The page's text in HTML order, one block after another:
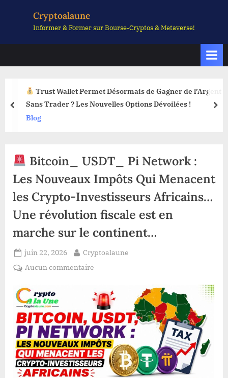
Cryptoalaune
Informer & Former sur Bourse-Cryptos & Metaverse!
Trust Wallet Permet Désormais de Gagner de l’Argent
Sans Trader ? Les Nouvelles Options Dévoilées !
Blog
prev
Bitcoin_ USDT_ Pi Network :
Les Nouveaux Impôts Qui Menacent
les Crypto-Investisseurs Africains…
Une révolution fiscale est en
marche sur le continent…
Posted
on
juin 22, 2026 By
Cryptoalaune
Aucun commentaire
Bitcoin_
USDT_
Pi
Network
:
Les
Nouveaux
Impôts